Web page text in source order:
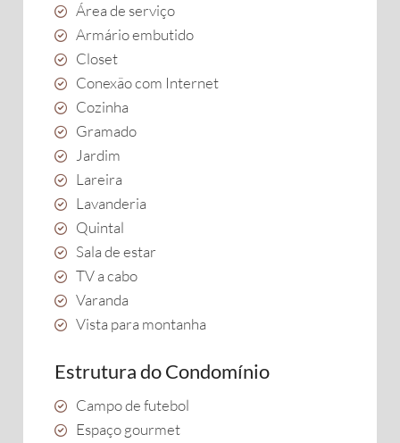
Área de serviço
Armário embutido
Closet
Conexão com Internet
Cozinha
Gramado
Jardim
Lareira
Lavanderia
Quintal
Sala de estar
TV a cabo
Varanda
Vista para montanha
Estrutura do Condomínio
Campo de futebol
Espaço gourmet